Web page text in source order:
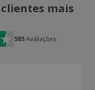
clientes mais
585 Avaliações